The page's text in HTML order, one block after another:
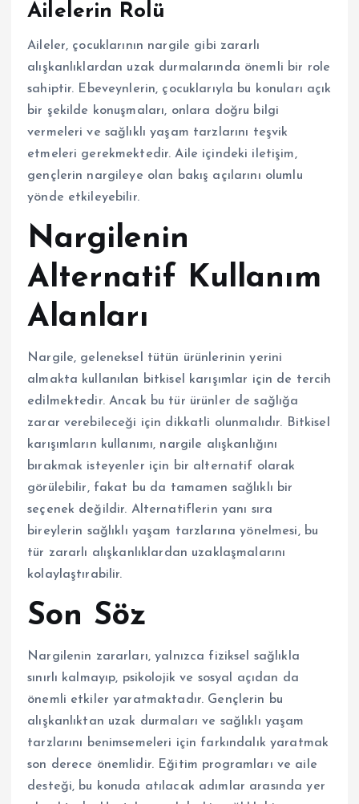
Ailelerin Rolü
Aileler, çocuklarının nargile gibi zararlı
alışkanlıklardan uzak durmalarında önemli bir role
sahiptir. Ebeveynlerin, çocuklarıyla bu konuları açık
bir şekilde konuşmaları, onlara doğru bilgi
vermeleri ve sağlıklı yaşam tarzlarını teşvik
etmeleri gerekmektedir. Aile içindeki iletişim,
gençlerin nargileye olan bakış açılarını olumlu
yönde etkileyebilir.
Nargilenin
Alternatif Kullanım
Alanları
Nargile, geleneksel tütün ürünlerinin yerini
almakta kullanılan bitkisel karışımlar için de tercih
edilmektedir. Ancak bu tür ürünler de sağlığa
zarar verebileceği için dikkatli olunmalıdır. Bitkisel
karışımların kullanımı, nargile alışkanlığını
bırakmak isteyenler için bir alternatif olarak
görülebilir, fakat bu da tamamen sağlıklı bir
seçenek değildir. Alternatiflerin yanı sıra
bireylerin sağlıklı yaşam tarzlarına yönelmesi, bu
tür zararlı alışkanlıklardan uzaklaşmalarını
kolaylaştırabilir.
Son Söz
Nargilenin zararları, yalnızca fiziksel sağlıkla
sınırlı kalmayıp, psikolojik ve sosyal açıdan da
önemli etkiler yaratmaktadır. Gençlerin bu
alışkanlıktan uzak durmaları ve sağlıklı yaşam
tarzlarını benimsemeleri için farkındalık yaratmak
son derece önemlidir. Eğitim programları ve aile
desteği, bu konuda atılacak adımlar arasında yer